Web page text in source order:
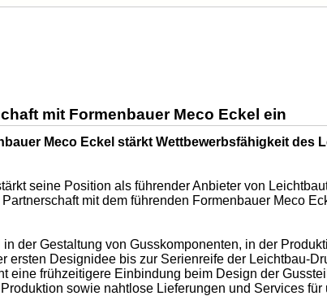
mit Formenbauer Meco Eckel ein
Meco Eckel stärkt Wettbewerbsfähigkeit des
seine Position als führender Anbieter von
mit dem führenden Formenbauer Meco
der Gestaltung von Gusskomponenten, in der
ersten Designidee bis zur Serienreife der Leichtbau-
eine frühzeitigere Einbindung beim Design der
sowie nahtlose Lieferungen und Services für